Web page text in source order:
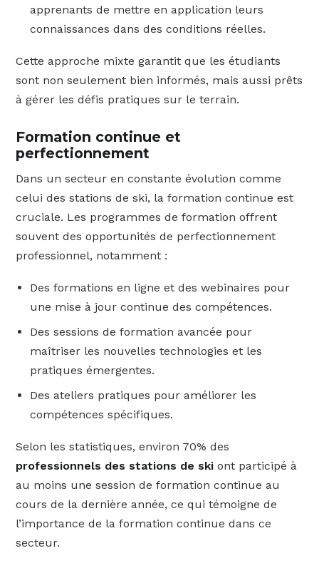
apprenants de mettre en application leurs
connaissances dans des conditions réelles.
Cette approche mixte garantit que les étudiants
sont non seulement bien informés, mais aussi prêts
à gérer les défis pratiques sur le terrain.
Formation continue et
perfectionnement
Dans un secteur en constante évolution comme
celui des stations de ski, la formation continue est
cruciale. Les programmes de formation offrent
souvent des opportunités de perfectionnement
professionnel, notamment :
Des formations en ligne et des webinaires pour
une mise à jour continue des compétences.
Des sessions de formation avancée pour
maîtriser les nouvelles technologies et les
pratiques émergentes.
Des ateliers pratiques pour améliorer les
compétences spécifiques.
Selon les statistiques, environ 70% des
professionnels des stations de ski ont participé à
au moins une session de formation continue au
cours de la dernière année, ce qui témoigne de
l’importance de la formation continue dans ce
secteur.